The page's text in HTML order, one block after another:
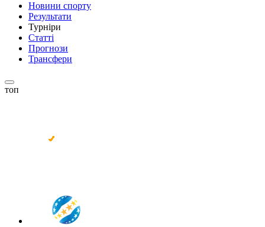
Новини спорту
Результати
Турніри
Статті
Прогнози
Трансфери
топ